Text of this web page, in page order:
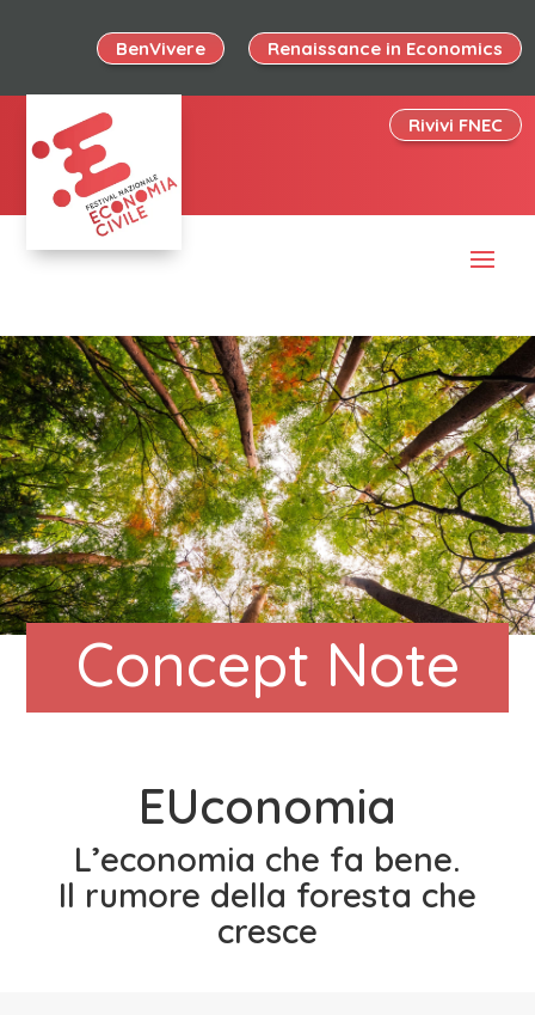
BenVivere Renaissance in Economics
Rivivi FNEC
Concept Note
EUconomia
L’economia che fa bene.
Il rumore della foresta che
cresce